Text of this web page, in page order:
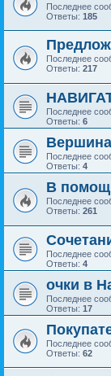
Последнее
Ответы: 185
Последнее
Ответы: 217
Последнее
Ответы: 6
Последнее
Ответы: 4
В
Последнее
Ответы: 261
Последнее
Ответы: 4
очки в
Последнее
Ответы: 17
Последнее
Ответы: 62